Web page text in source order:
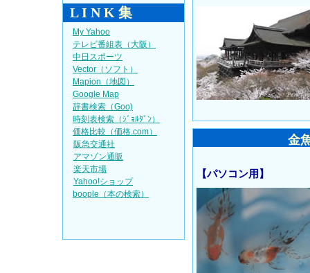
L I N K 集
My Yahoo
テレビ番組表（大阪）
中日スポーツ
Vector（ソフト）
Mapion（地図）
Google Map
辞書検索（Goo)
時刻表検索（ｼﾞｮﾙﾀﾞﾝ）
価格比較（価格.com）
阪急交通社
アマゾン通販
楽天市場
Yahoo!ショップ
boople（本の検索）
金
【パソコン用】